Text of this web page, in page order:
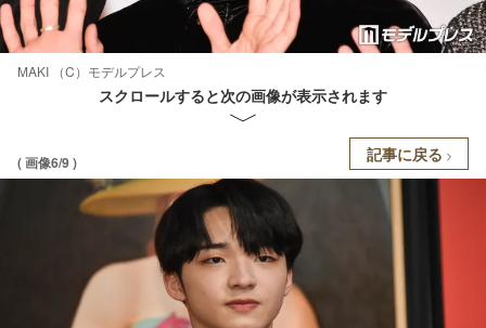
MAKI （C）モデルプレス
スクロールすると次の画像が表示されます
( 画像6/9 ) 記事に戻る